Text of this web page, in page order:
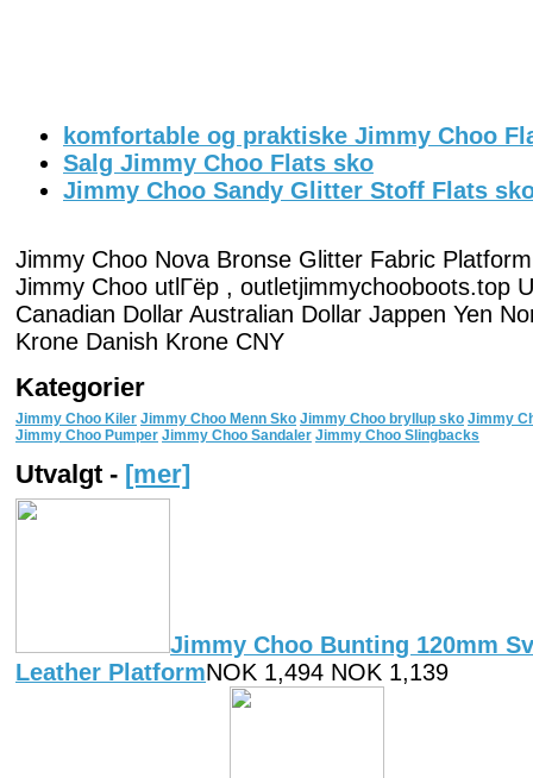
komfortable og praktiske Jimmy Choo
Salg Jimmy Choo Flats sko
Jimmy Choo Sandy Glitter Stoff Flats
Jimmy Choo Nova Bronse Glitter Fabric
Jimmy Choo utlГёp , outletjimmychooboots.top
Canadian Dollar Australian Dollar Jappen Yen
Krone Danish Krone CNY
Kategorier
Jimmy Choo Kiler Jimmy Choo Menn Sko Jimmy Choo bryllup sko Jimmy
Jimmy Choo Pumper Jimmy Choo Sandaler Jimmy Choo Slingbacks
Utvalgt - [mer]
Jimmy Choo Bunting 120mm
Leather PlatformNOK 1,494 NOK 1,139